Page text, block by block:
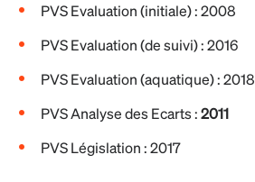
PVS Evaluation (initiale) : 2008
PVS Evaluation (de suivi) : 2016
PVS Evaluation (aquatique) : 2018
PVS Analyse des Ecarts :2011
PVS Législation : 2017